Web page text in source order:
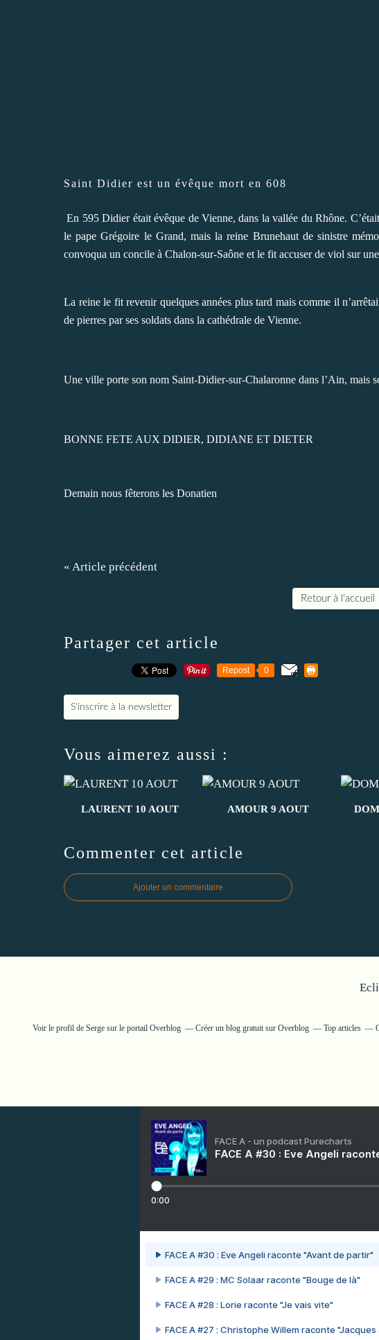
Saint Didier est un évêque mort en 608
En 595 Didier était évêque de Vienne, dans la vallée du Rhône.
le pape Grégoire le Grand, mais la reine Brunehaut de sinistre
convoqua un concile à Chalon-sur-Saône et le fit accuser de viol sur
La reine le fit revenir quelques années plus tard mais comme il
de pierres par ses soldats dans la cathédrale de Vienne.
Une ville porte son nom Saint-Didier-sur-Chalaronne dans l’Ain, mais
BONNE FETE AUX DIDIER, DIDIANE ET DIETER
Demain nous fêterons les Donatien
« Article précédent
Retour à l'accueil
Partager cet article
Repost 0
S'inscrire à la newsletter
Vous aimerez aussi :
LAURENT 10 AOUT AMOUR 9 AOUT
Commenter cet article
Ajouter un commentaire
Voir le profil de Serge sur le portail Overblog Créer un blog gratuit sur Overblog Top articles
FACE A - un podcast Purecharts
FACE A #30 : Eve Angeli
0:00
FACE A #30 : Eve Angeli raconte "Avant de partir"
FACE A #29 : MC Solaar raconte "Bouge de là"
FACE A #28 : Lorie raconte "Je vais vite"
FACE A #27 : Christophe Willem raconte "Jacques